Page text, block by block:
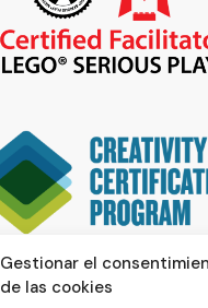
Gestionar el
de las cookies